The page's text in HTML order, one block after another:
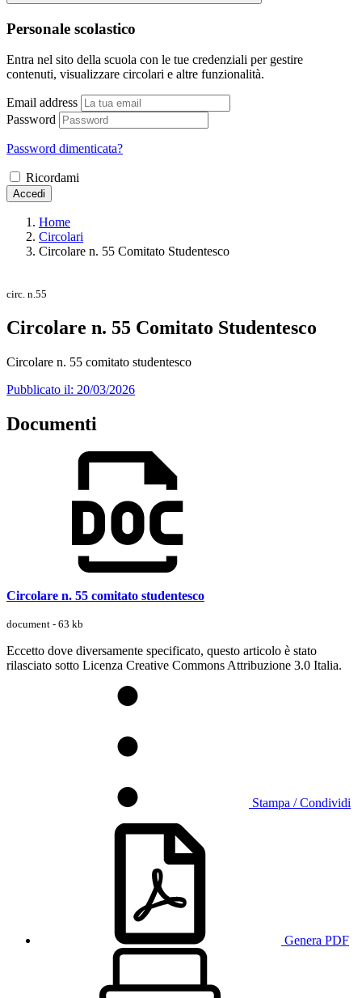
Personale scolastico
Entra nel sito della scuola con le tue credenziali per gestire
contenuti, visualizzare circolari e altre funzionalità.
Email address
Password
Password dimenticata?
Ricordami
Accedi
Home
Circolari
Circolare n. 55 Comitato Studentesco
circ. n.55
Circolare n. 55 Comitato Studentesco
Circolare n. 55 comitato studentesco
Pubblicato il: 20/03/2026
Documenti
Circolare n. 55 comitato studentesco
document - 63 kb
Eccetto dove diversamente specificato, questo articolo è stato
rilasciato sotto Licenza Creative Commons Attribuzione 3.0 Italia.
Stampa / Condividi
Genera PDF